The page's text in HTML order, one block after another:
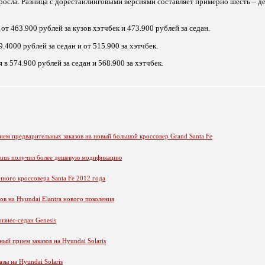
463.900 рублей за кузов хэтчбек и 473.900 рублей за седан.
рублей за седан и от 515.900 за хэтчбек.
574.900 рублей за седан и 568.900 за хэтчбек.
предварительных заказов на новый большой кроссовер Grand Santa Fe
получил более дешевую модификацию
кроссовера Santa Fe 2012 года
на Hyundai Elantra нового поколения
седан Genesis
прием заказов на Hyundai Solaris
на Hyundai Solaris